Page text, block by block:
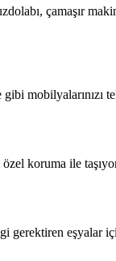
çamaşır
koruma ile
eşyalar